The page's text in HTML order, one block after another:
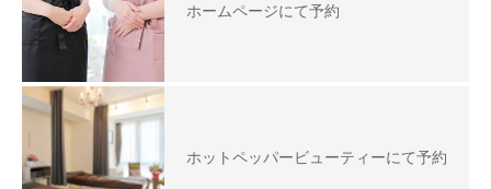
ホームページにて予約
ホットペッパービューティーにて予約